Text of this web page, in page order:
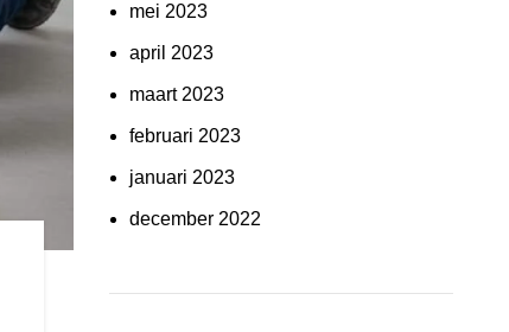
mei 2023
april 2023
maart 2023
februari 2023
januari 2023
december 2022